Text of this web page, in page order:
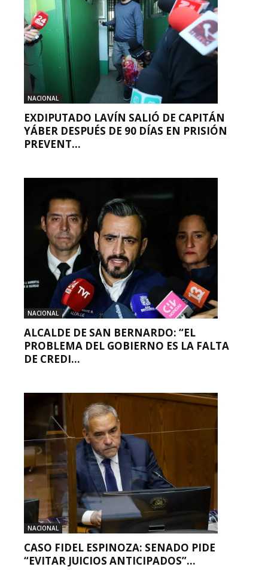
NACIONAL
EXDIPUTADO LAVÍN SALIÓ DE CAPITÁN
YÁBER DESPUÉS DE 90 DÍAS EN PRISIÓN
PREVENT...
NACIONAL
ALCALDE DE SAN BERNARDO: “EL
PROBLEMA DEL GOBIERNO ES LA FALTA
DE CREDI...
NACIONAL
CASO FIDEL ESPINOZA: SENADO PIDE
“EVITAR JUICIOS ANTICIPADOS”...